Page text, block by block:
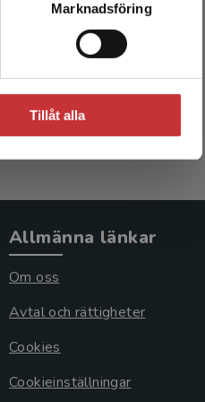
Marknadsföring
Tillåt alla
Allmänna länkar
Om oss
Avtal och rättigheter
Cookies
Cookieinställningar